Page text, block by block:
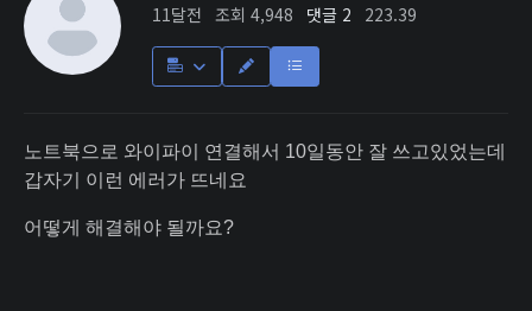
11달전 조회 4,948 댓글 2 223.39
노트북으로 와이파이 연결해서 10일동안 잘 쓰고있었는데
갑자기 이런 에러가 뜨네요
어떻게 해결해야 될까요?